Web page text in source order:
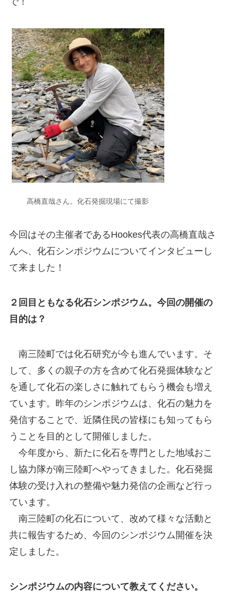
高橋直哉さん。化石発掘現場にて撮影
今回はその主催者であるHookes代表の高橋直哉さ
んへ、化石シンポジウムについてインタビューし
て来ました！
２回目ともなる化石シンポジウム。今回の開催の
目的は？
南三陸町では化石研究が今も進んでいます。そ
して、多くの親子の方を含めて化石発掘体験など
を通して化石の楽しさに触れてもらう機会も増え
ています。昨年のシンポジウムは、化石の魅力を
発信することで、近隣住民の皆様にも知ってもら
うことを目的として開催しました。
今年度から、新たに化石を専門とした地域おこ
し協力隊が南三陸町へやってきました。化石発掘
体験の受け入れの整備や魅力発信の企画など行っ
ています。
南三陸町の化石について、改めて様々な活動と
共に報告するため、今回のシンポジウム開催を決
定しました。
シンポジウムの内容について教えてください。